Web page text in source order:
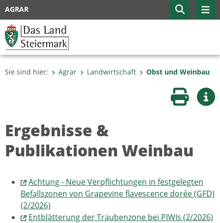
AGRAR
Sie sind hier: Agrar Landwirtschaft Obst und Weinbau
Seite
Ergebnisse &
Publikationen Weinbau
Achtung - Neue Verpflichtungen in festgelegten
Befallszonen von Grapevine flavescence dorée (GFD)
(2/2026)
Entblätterung der Traubenzone bei PIWIs (2/2026)